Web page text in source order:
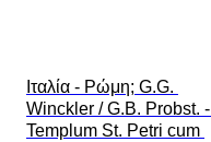
Ιταλία - Ρώμη; G.G.
Winckler / G.B. Probst. -
Templum St. Petri cum